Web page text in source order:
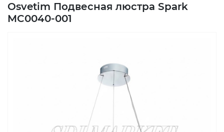
Osvetim Подвесная люстра Spark
MC0040-001